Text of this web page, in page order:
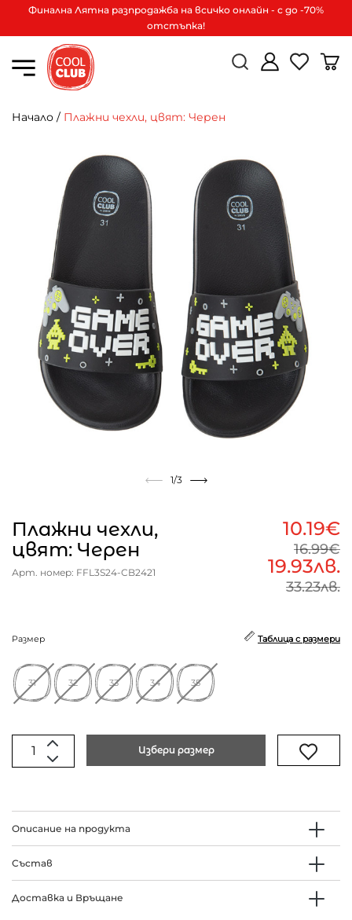
Финална Лятна разпродажба на всичко онлайн - с до -70%
отстъпка!
Начало / Плажни чехли, цвят: Черен
1/3
Плажни чехли,
цвят: Черен
Арт. номер: FFL3S24-CB2421
10.19€
16.99€
19.93лв.
33.23лв.
Размер Таблица с размери
31 32 33 34 35
Избери размер
Описание на продукта
Състав
Доставка и Връщане